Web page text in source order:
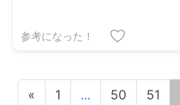
参考になった！
« 1 ... 50 51